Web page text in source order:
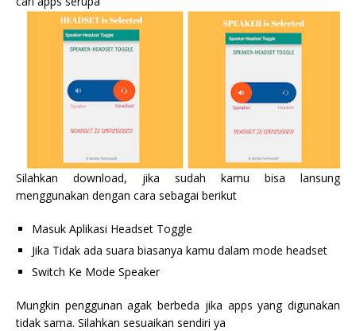
Silahkan download, jika sudah kamu bisa lansung
menggunakan dengan cara sebagai berikut
Masuk Aplikasi Headset Toggle
Jika Tidak ada suara biasanya kamu dalam mode headset
Switch Ke Mode Speaker
Mungkin penggunan agak berbeda jika apps yang digunakan
tidak sama. Silahkan sesuaikan sendiri ya